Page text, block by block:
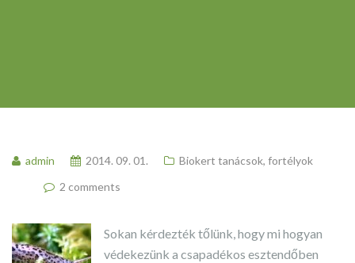
admin 2014. 09. 01.
Biokert tanácsok, fortélyok
2 comments
Sokan kérdezték tőlünk, hogy mi hogyan
védekezünk a csapadékos esztendőben